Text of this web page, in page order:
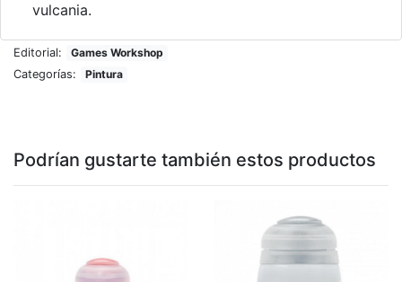
vulcania.
Editorial:
Games Workshop
Categorías:
Pintura
Podrían gustarte también estos productos